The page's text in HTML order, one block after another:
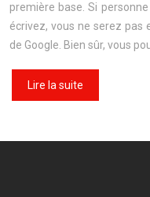
première base. Si
écrivez, vous ne serez
de Google. Bien sûr, vous
Lire la suite